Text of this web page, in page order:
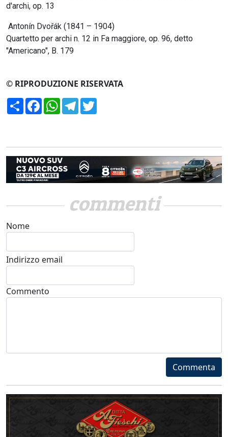
d'archi, op. 13
Antonín Dvořák (1841 – 1904)
Quartetto per archi n. 12 in Fa maggiore, op. 96, detto
"Americano", B. 179
© RIPRODUZIONE RISERVATA
CondividiFacebookWhatsApp
Telegram
commenti
Nome
Indirizzo email
Commento
Commenta